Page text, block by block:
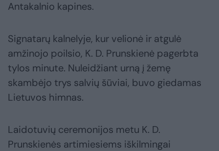
Antakalnio kapines.
Signatarų kalnelyje, kur velionė ir atgulė
amžinojo poilsio, K. D. Prunskienė pagerbta
tylos minute. Nuleidžiant urną į žemę
skambėjo trys salvių šūviai, buvo giedamas
Lietuvos himnas.
Laidotuvių ceremonijos metu K. D.
Prunskienės artimiesiems iškilmingai